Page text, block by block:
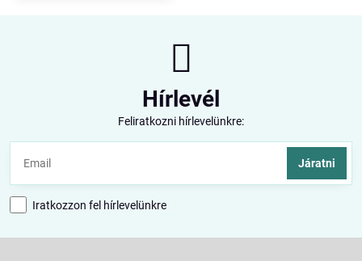
Hírlevél
Feliratkozni hírlevelünkre:
Járatni
Iratkozzon fel hírlevelünkre